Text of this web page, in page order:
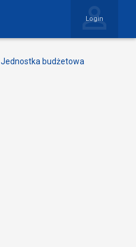
Login
Jednostka budżetowa